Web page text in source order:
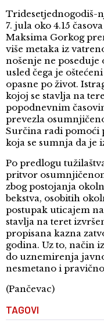
Tridesetjednogodiš-
7. jula oko 4.15
Maksima Gorkog
više metaka iz
nošenje ne poseduje
usled čega je
opasne po život.
kojoj se stavlja na
popodnevnim
prevezla
Surčina radi pomoći
koja se sumnja da je
Po predlogu
pritvor
zbog postojanja
bekstva, osobitih
postupak uticajem
stavlja na teret
propisana kazna
godina. Uz to, način
do uznemirenja
nesmetano i
(Pančevac)
TAGOVI